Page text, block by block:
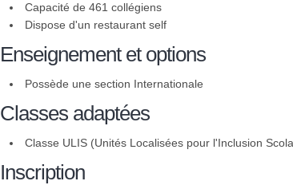
Capacité de 461 collégiens
Dispose d'un restaurant self
Enseignement et options
Possède une section Internationale
Classes adaptées
Classe ULIS (Unités Localisées pour l'Inclusion
Inscription